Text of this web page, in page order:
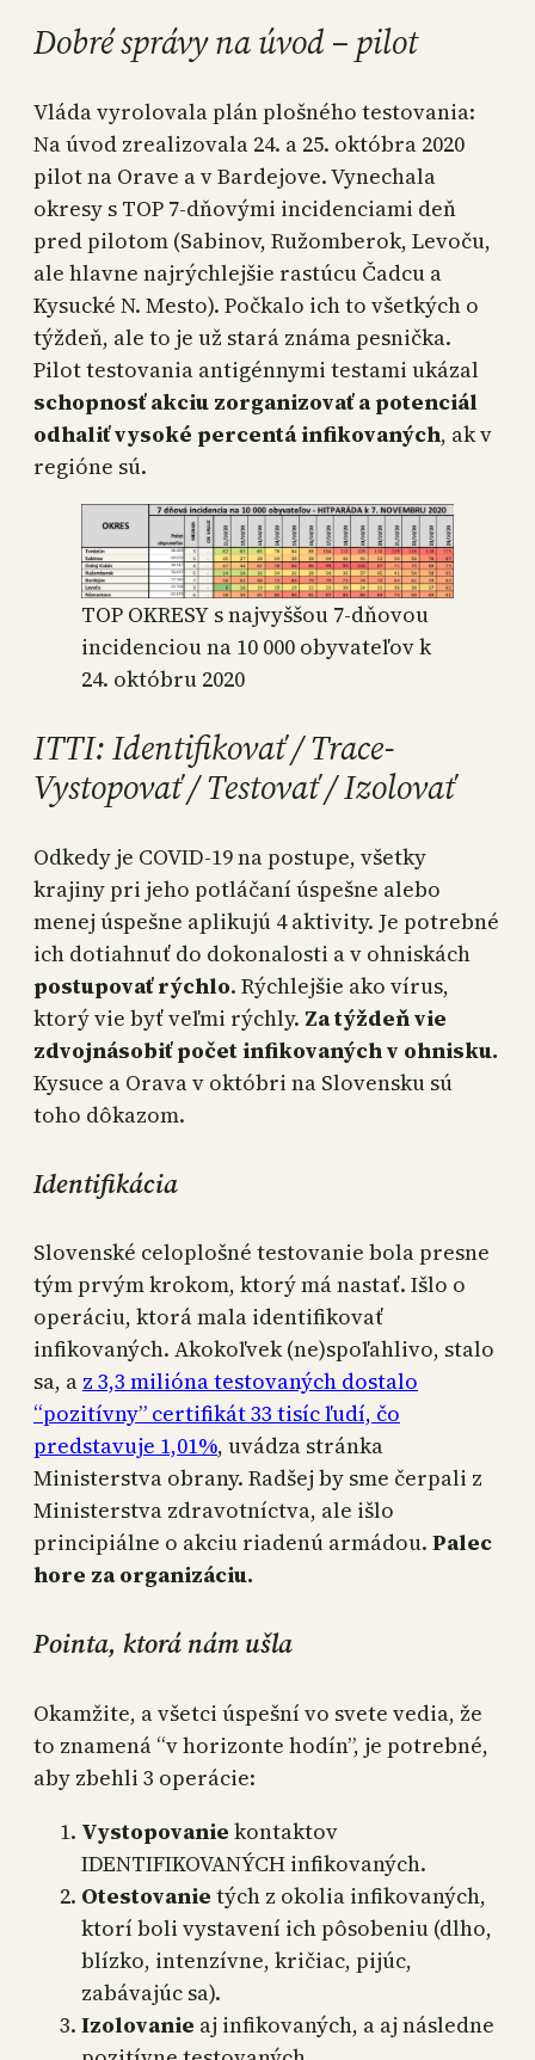
Dobré správy na úvod – pilot
Vláda vyrolovala plán plošného testovania:
Na úvod zrealizovala 24. a 25. októbra 2020
pilot na Orave a v Bardejove. Vynechala
okresy s TOP 7-dňovými incidenciami deň
pred pilotom (Sabinov, Ružomberok, Levoču,
ale hlavne najrýchlejšie rastúcu Čadcu a
Kysucké N. Mesto). Počkalo ich to všetkých o
týždeň, ale to je už stará známa pesnička.
Pilot testovania antigénnymi testami ukázal
schopnosť akciu zorganizovať a potenciál
odhaliť vysoké percentá infikovaných, ak v
regióne sú.
TOP OKRESY s najvyššou 7-dňovou
incidenciou na 10 000 obyvateľov k
24. októbru 2020
ITTI: Identifikovať / Trace-
Vystopovať / Testovať / Izolovať
Odkedy je COVID-19 na postupe, všetky
krajiny pri jeho potláčaní úspešne alebo
menej úspešne aplikujú 4 aktivity. Je potrebné
ich dotiahnuť do dokonalosti a v ohniskách
postupovať rýchlo. Rýchlejšie ako vírus,
ktorý vie byť veľmi rýchly. Za týždeň vie
zdvojnásobiť počet infikovaných v ohnisku.
Kysuce a Orava v októbri na Slovensku sú
toho dôkazom.
Identifikácia
Slovenské celoplošné testovanie bola presne
tým prvým krokom, ktorý má nastať. Išlo o
operáciu, ktorá mala identifikovať
infikovaných. Akokoľvek (ne)spoľahlivo, stalo
sa, a z 3,3 milióna testovaných dostalo
“pozitívny” certifikát 33 tisíc ľudí, čo
predstavuje 1,01%, uvádza stránka
Ministerstva obrany. Radšej by sme čerpali z
Ministerstva zdravotníctva, ale išlo
principiálne o akciu riadenú armádou. Palec
hore za organizáciu.
Pointa, ktorá nám ušla
Okamžite, a všetci úspešní vo svete vedia, že
to znamená “v horizonte hodín”, je potrebné,
aby zbehli 3 operácie:
Vystopovanie kontaktov
IDENTIFIKOVANÝCH infikovaných.
Otestovanie tých z okolia infikovaných,
ktorí boli vystavení ich pôsobeniu (dlho,
blízko, intenzívne, kričiac, pijúc,
zabávajúc sa).
Izolovanie aj infikovaných, a aj následne